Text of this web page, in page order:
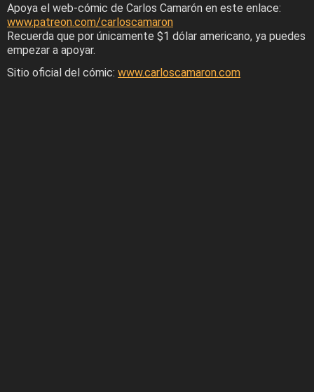
Apoya el web-cómic de Carlos Camarón en este enlace:
www.patreon.com/carloscamaron
Recuerda que por únicamente $1 dólar americano, ya puedes
empezar a apoyar.
Sitio oficial del cómic: www.carloscamaron.com